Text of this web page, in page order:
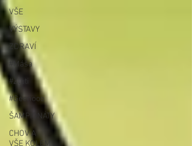
VŠE
VÝSTAVY
ZDRAVÍ
#Máša
#Žluti
#Geenooo
ŠAMPIONÁTY
CHOV A